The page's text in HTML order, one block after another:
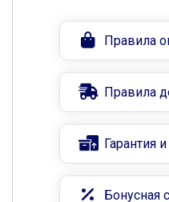
Правила
Правила
Гарантия
Бонусная